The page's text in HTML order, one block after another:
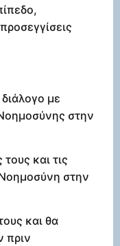
με
στην
και τις
στην
και θα
πριν